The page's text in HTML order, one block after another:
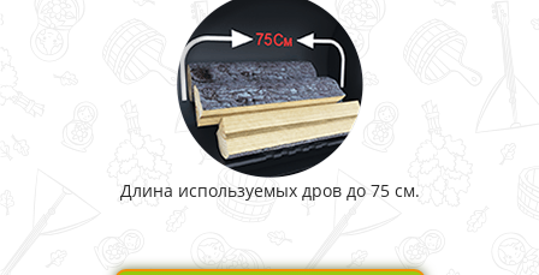
Длина используемых дров до 75 см.